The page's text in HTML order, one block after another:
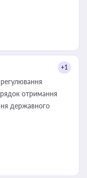
+1
отримання
державного